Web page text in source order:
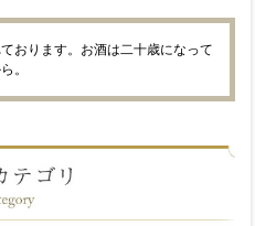
おります。お酒は二十歳になって
。